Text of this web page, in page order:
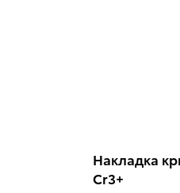
Накладка
Cr3+